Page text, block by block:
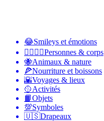
😂Smileys et émotions
👩‍❤️‍💋‍👨Personnes & corps
🐝Animaux & nature
🍕Nourriture et boissons
🌇Voyages & lieux
🥎Activités
📙Objets
💯Symboles
🇺🇸Drapeaux